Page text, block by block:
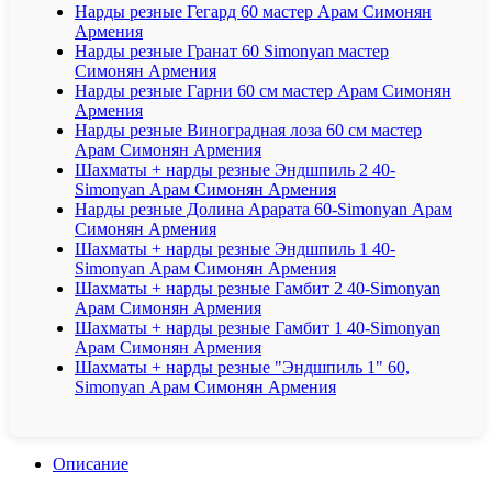
Нарды резные Гегард 60 мастер Арам Симонян
Армения
Нарды резные Гранат 60 Simonyan мастер
Симонян Армения
Нарды резные Гарни 60 см мастер Арам Симонян
Армения
Нарды резные Виноградная лоза 60 см мастер
Арам Симонян Армения
Шахматы + нарды резные Эндшпиль 2 40-
Simonyan Арам Симонян Армения
Нарды резные Долина Арарата 60-Simonyan Арам
Симонян Армения
Шахматы + нарды резные Эндшпиль 1 40-
Simonyan Арам Симонян Армения
Шахматы + нарды резные Гамбит 2 40-Simonyan
Арам Симонян Армения
Шахматы + нарды резные Гамбит 1 40-Simonyan
Арам Симонян Армения
Шахматы + нарды резные "Эндшпиль 1" 60,
Simonyan Арам Симонян Армения
Описание